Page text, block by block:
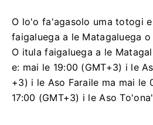
O lo'o fa'agasolo uma totogi
faigaluega a le Matagaluega o
O itula faigaluega a le
e: mai le 19:00 (GMT+3) i le
+3) i le Aso Faraile ma mai le
17:00 (GMT+3) i le Aso